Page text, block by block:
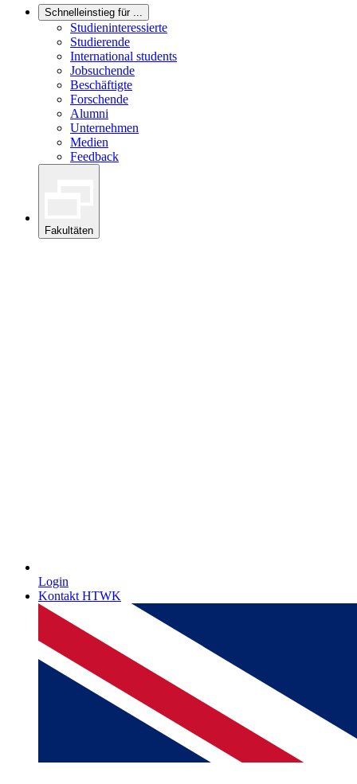
Schnelleinstieg für ...
Studieninteressierte
Studierende
International students
Jobsuchende
Beschäftigte
Forschende
Alumni
Unternehmen
Medien
Feedback
Fakultäten
Login
Kontakt HTWK